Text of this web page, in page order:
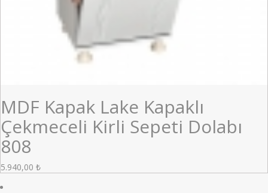
MDF Kapak Lake Kapaklı
Çekmeceli Kirli Sepeti Dolabı
808
5.940,00 ₺